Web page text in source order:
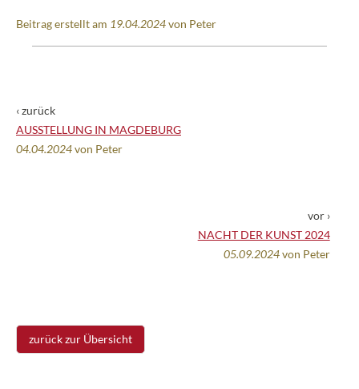
Kontakt
Beitrag erstellt am 19.04.2024von Peter
‹ zurück
AUSSTELLUNG IN MAGDEBURG
04.04.2024von Peter
vor ›
NACHT DER KUNST 2024
05.09.2024von Peter
zurück zur Übersicht